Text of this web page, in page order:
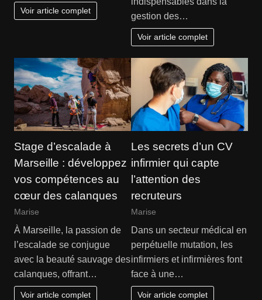
Voir article complet
gestion des…
Voir article complet
Stage d’escalade à
Marseille : développez
vos compétences au
cœur des calanques
Marise
À Marseille, la passion de
l’escalade se conjugue
avec la beauté sauvage des
calanques, offrant…
Voir article complet
Les secrets d’un CV
infirmier qui capte
l’attention des
recruteurs
Marise
Dans un secteur médical en
perpétuelle mutation, les
infirmiers et infirmières font
face à une…
Voir article complet